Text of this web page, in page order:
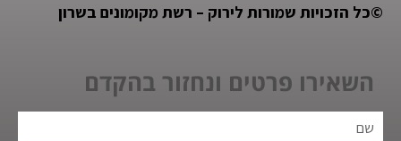
©כל הזכויות שמורות לירוק – רשת מקומונים בשרון
השאירו פרטים ונחזור בהקדם